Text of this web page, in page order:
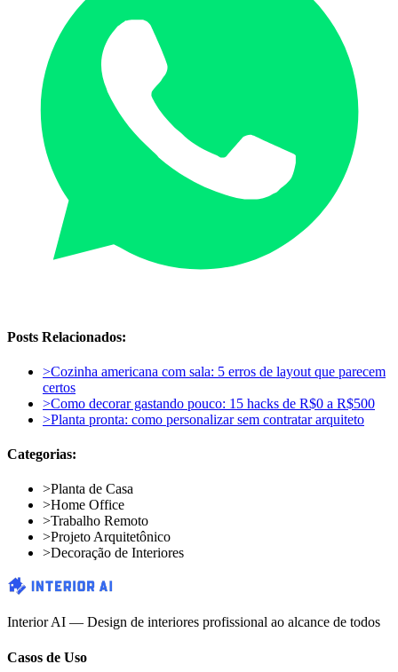
Posts Relacionados:
>Cozinha americana com sala: 5 erros de layout que parecem
certos
>Como decorar gastando pouco: 15 hacks de R$0 a R$500
>Planta pronta: como personalizar sem contratar arquiteto
Categorias:
>Planta de Casa
>Home Office
>Trabalho Remoto
>Projeto Arquitetônico
>Decoração de Interiores
Interior AI — Design de interiores profissional ao alcance de todos
Casos de Uso